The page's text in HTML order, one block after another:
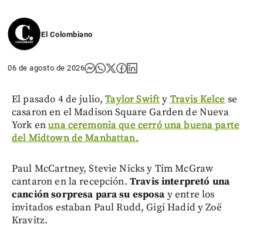
El Colombiano
06 de agosto de 2026
El pasado 4 de julio,Taylor Swifty Travis Kelce se
casaron en el Madison Square Garden de Nueva
York enuna ceremonia que cerró una buena parte
del Midtown de Manhattan.
Paul McCartney, Stevie Nicks y Tim McGraw
cantaron en la recepción. Travis interpretó una
canción sorpresa para su esposa y entre los
invitados estaban Paul Rudd, Gigi Hadid y Zoë
Kravitz.